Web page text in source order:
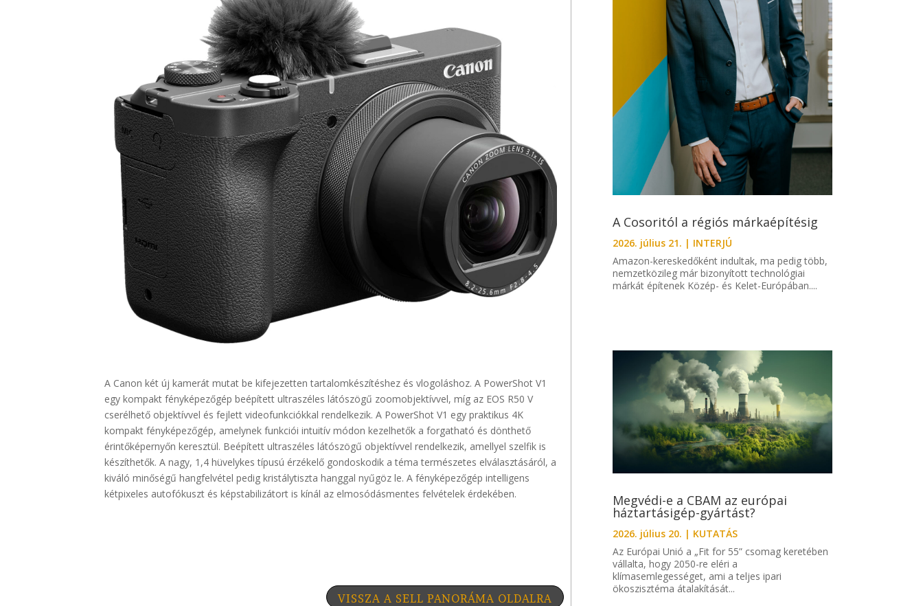
A Canon két új kamerát mutat be kifejezetten tartalomkészítéshez és vlogoláshoz. A PowerShot V1
egy kompakt fényképezőgép beépített ultraszéles látószögű zoomobjektívvel, míg az EOS R50 V
cserélhető objektívvel és fejlett videofunkciókkal rendelkezik. A PowerShot V1 egy praktikus 4K
kompakt fényképezőgép, amelynek funkciói intuitív módon kezelhetők a forgatható és dönthető
érintőképernyőn keresztül. Beépített ultraszéles látószögű objektívvel rendelkezik, amellyel szelfik is
készíthetők. A nagy, 1,4 hüvelykes típusú érzékelő gondoskodik a téma természetes elválasztásáról, a
kiváló minőségű hangfelvétel pedig kristálytiszta hanggal nyűgöz le. A fényképezőgép intelligens
kétpixeles autofókuszt és képstabilizátort is kínál az elmosódásmentes felvételek érdekében.
VISSZA A SELL PANORÁMA OLDALRA
A Cosoritól a régiós márkaépítésig
2026. július 21. | INTERJÚ
Amazon-kereskedőként indultak, ma pedig több,
nemzetközileg már bizonyított technológiai
márkát építenek Közép- és Kelet-Európában....
Megvédi-e a CBAM az európai
háztartásigép-gyártást?
2026. július 20. | KUTATÁS
Az Európai Unió a „Fit for 55” csomag keretében
vállalta, hogy 2050-re eléri a
klímasemlegességet, ami a teljes ipari
ökoszisztéma átalakítását...